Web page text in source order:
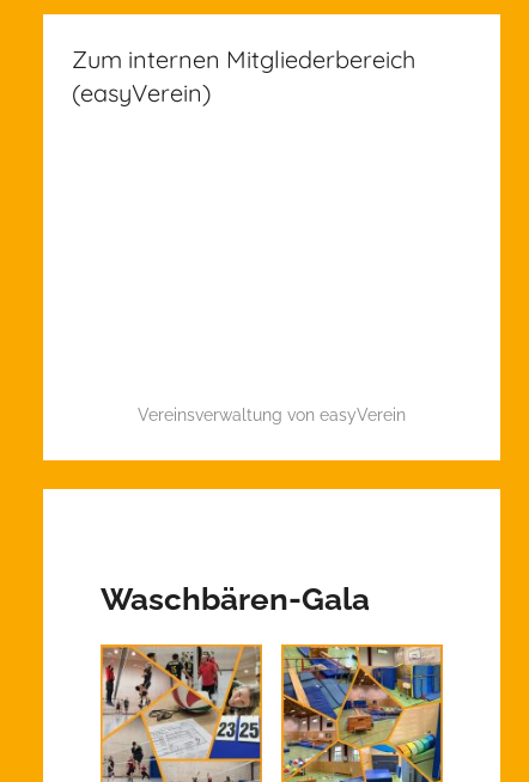
Zum internen Mitgliederbereich
(easyVerein)
Vereinsverwaltung von easyVerein
Waschbären-Gala